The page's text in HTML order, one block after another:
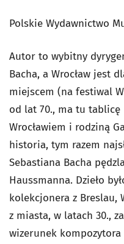
Polskie Wydawnictwo
Autor to wybitny
Bacha, a Wrocław jest
miejscem (na festiwal
od lat 70., ma tu tablicę
Wrocławiem i rodziną
historia, tym razem
Sebastiana Bacha
Haussmanna. Dzieło
kolekcjonera z Breslau,
z miasta, w latach 30.,
wizerunek kompozytora